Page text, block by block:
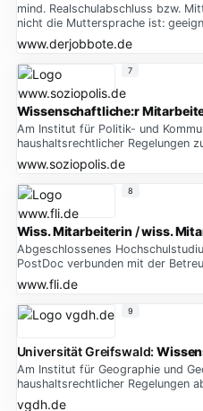
mind. Realschulabschluss bzw.
nicht die Muttersprache ist:
www.derjobbote.de
Wissenschaftliche:r
Am Institut für Politik- und
haushaltsrechtlicher Regelungen
www.soziopolis.de
7
Wiss. Mitarbeiterin/wiss.
Abgeschlossenes
PostDoc verbunden mit der
www.fli.de
8
Universität Greifswald:
Am Institut für Geographie und
haushaltsrechtlicher Regelungen
vgdh.de
9